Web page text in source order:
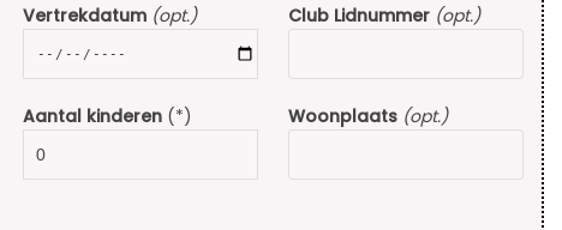
Vertrekdatum (opt.) Club Lidnummer (opt.)
Aantal kinderen (*) Woonplaats (opt.)